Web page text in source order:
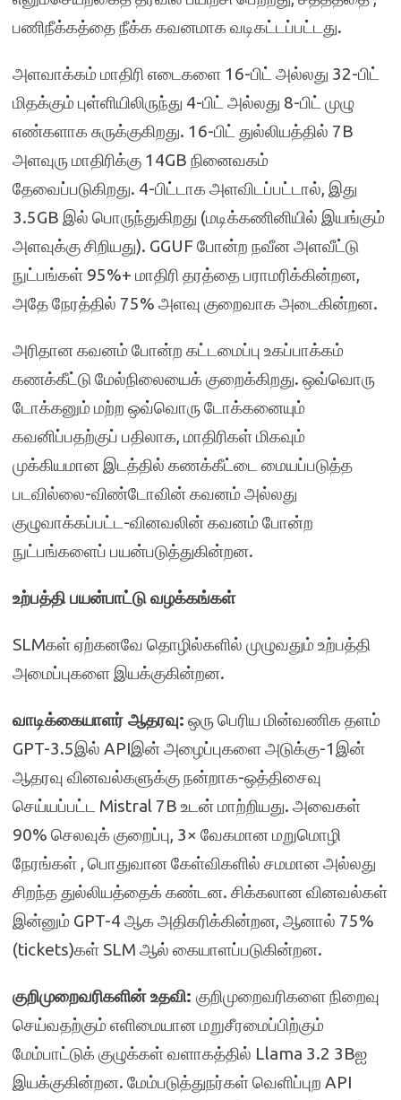
பணிநீக்கத்தை நீக்க கவனமாக வடிகட்டப்பட்டது.
அளவாக்கம் மாதிரி எடைகளை 16-பிட் அல்லது 32-பிட்
மிதக்கும் புள்ளியிலிருந்து 4-பிட் அல்லது 8-பிட் முழு
எண்களாக சுருக்குகிறது. 16-பிட் துல்லியத்தில் 7B
அளவுரு மாதிரிக்கு 14GB நினைவகம்
தேவைப்படுகிறது. 4-பிட்டாக அளவிடப்பட்டால், இது
3.5GB இல் பொருந்துகிறது (மடிக்கணினியில் இயங்கும்
அளவுக்கு சிறியது). GGUF போன்ற நவீன அளவீட்டு
நுட்பங்கள் 95%+ மாதிரி தரத்தை பராமரிக்கின்றன,
அதே நேரத்தில் 75% அளவு குறைவாக அடைகின்றன.
அரிதான கவனம் போன்ற கட்டமைப்பு உகப்பாக்கம்
கணக்கீட்டு மேல்நிலையைக் குறைக்கிறது. ஒவ்வொரு
டோக்கனும் மற்ற ஒவ்வொரு டோக்கனையும்
கவனிப்பதற்குப் பதிலாக, மாதிரிகள் மிகவும்
முக்கியமான இடத்தில் கணக்கீட்டை மையப்படுத்த
படவில்லை-விண்டோவின் கவனம் அல்லது
குழுவாக்கப்பட்ட-வினவலின் கவனம் போன்ற
நுட்பங்களைப் பயன்படுத்துகின்றன.
உற்பத்தி பயன்பாட்டுவழக்கங்கள்
SLMகள் ஏற்கனவே தொழில்களில் முழுவதும் உற்பத்தி
அமைப்புகளை இயக்குகின்றன.
வாடிக்கையாளர் ஆதரவு: ஒரு பெரிய மின்வணிக தளம்
GPT-3.5இல் APIஇன் அழைப்புகளை அடுக்கு-1இன்
ஆதரவு வினவல்களுக்கு நன்றாக-ஒத்திசைவு
செய்யப்பட்ட Mistral 7B உடன் மாற்றியது. அவைகள்
90% செலவுக் குறைப்பு, 3× வேகமான மறுமொழி
நேரங்கள் , பொதுவான கேள்விகளில் சமமான அல்லது
சிறந்த துல்லியத்தைக் கண்டன. சிக்கலான வினவல்கள்
இன்னும் GPT-4 ஆக அதிகரிக்கின்றன, ஆனால் 75%
(tickets)கள் SLM ஆல் கையாளப்படுகின்றன.
குறிமுறைவரிகளின்உதவி: குறிமுறைவரிகளை நிறைவு
செய்வதற்கும் எளிமையான மறுசீரமைப்பிற்கும்
மேம்பாட்டுக் குழுக்கள் வளாகத்தில் Llama 3.2 3Bஐ
இயக்குகின்றன. மேம்படுத்துநர்கள் வெளிப்புற API